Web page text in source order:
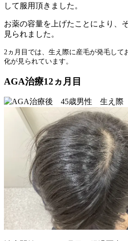
して服用頂きました。
お薬の容量を上げたことにより、
見られました。
2 ヵ月目では、生え際に産毛が発毛して
化が見られています。
AGA治療12ヵ月目